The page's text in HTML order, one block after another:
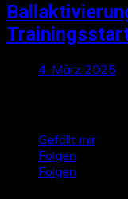
4. März 2025
Gefällt mir
Folgen
Folgen